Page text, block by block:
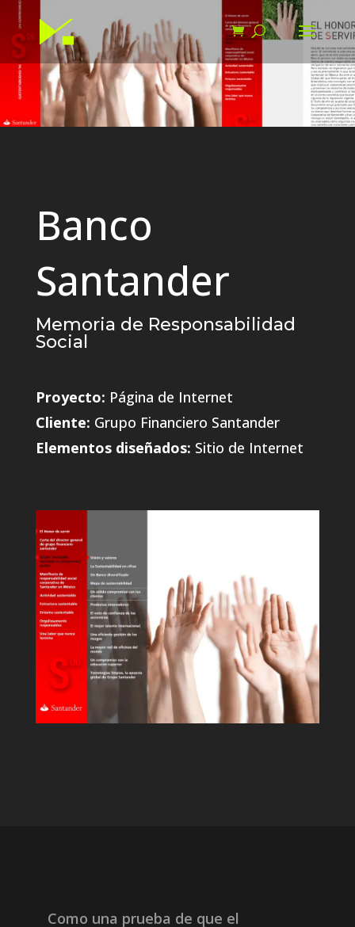
Banco
Santander
Memoria de Responsabilidad
Social
Proyecto: Página de Internet
Cliente: Grupo Financiero Santander
Elementos diseñados: Sitio de Internet
Como una prueba de que el